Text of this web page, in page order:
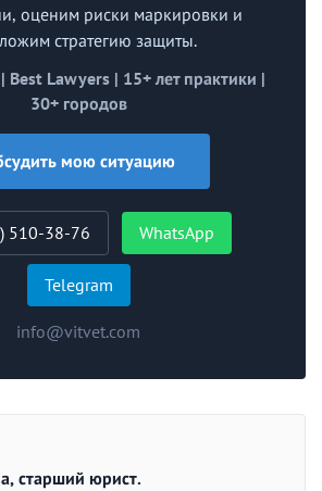
оценим риски маркировки и
стратегию защиты.
Lawyers | 15+ лет практики |
30+ городов
мою ситуацию
510-38-76 WhatsApp
Telegram
info@vitvet.com
старший юрист.